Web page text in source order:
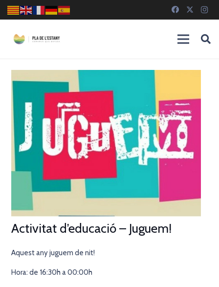
Activitat d’educació – Juguem!
Aquest any juguem de nit!
Hora: de 16:30h a 00:00h